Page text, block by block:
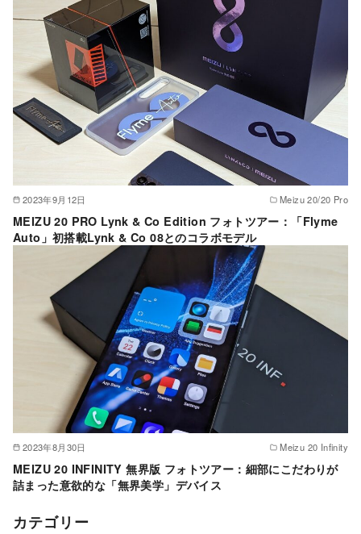
2023年9月12日 Meizu 20/20 Pro
MEIZU 20 PRO Lynk & Co Edition フォトツアー：「Flyme
Auto」初搭載Lynk & Co 08とのコラボモデル
2023年8月30日 Meizu 20 Infinity
MEIZU 20 INFINITY 無界版 フォトツアー：細部にこだわりが
詰まった意欲的な「無界美学」デバイス
カテゴリー